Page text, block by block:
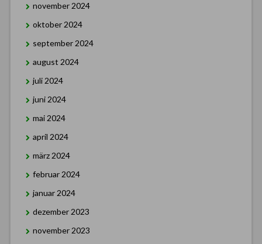
november 2024
oktober 2024
september 2024
august 2024
juli 2024
juni 2024
mai 2024
april 2024
märz 2024
februar 2024
januar 2024
dezember 2023
november 2023